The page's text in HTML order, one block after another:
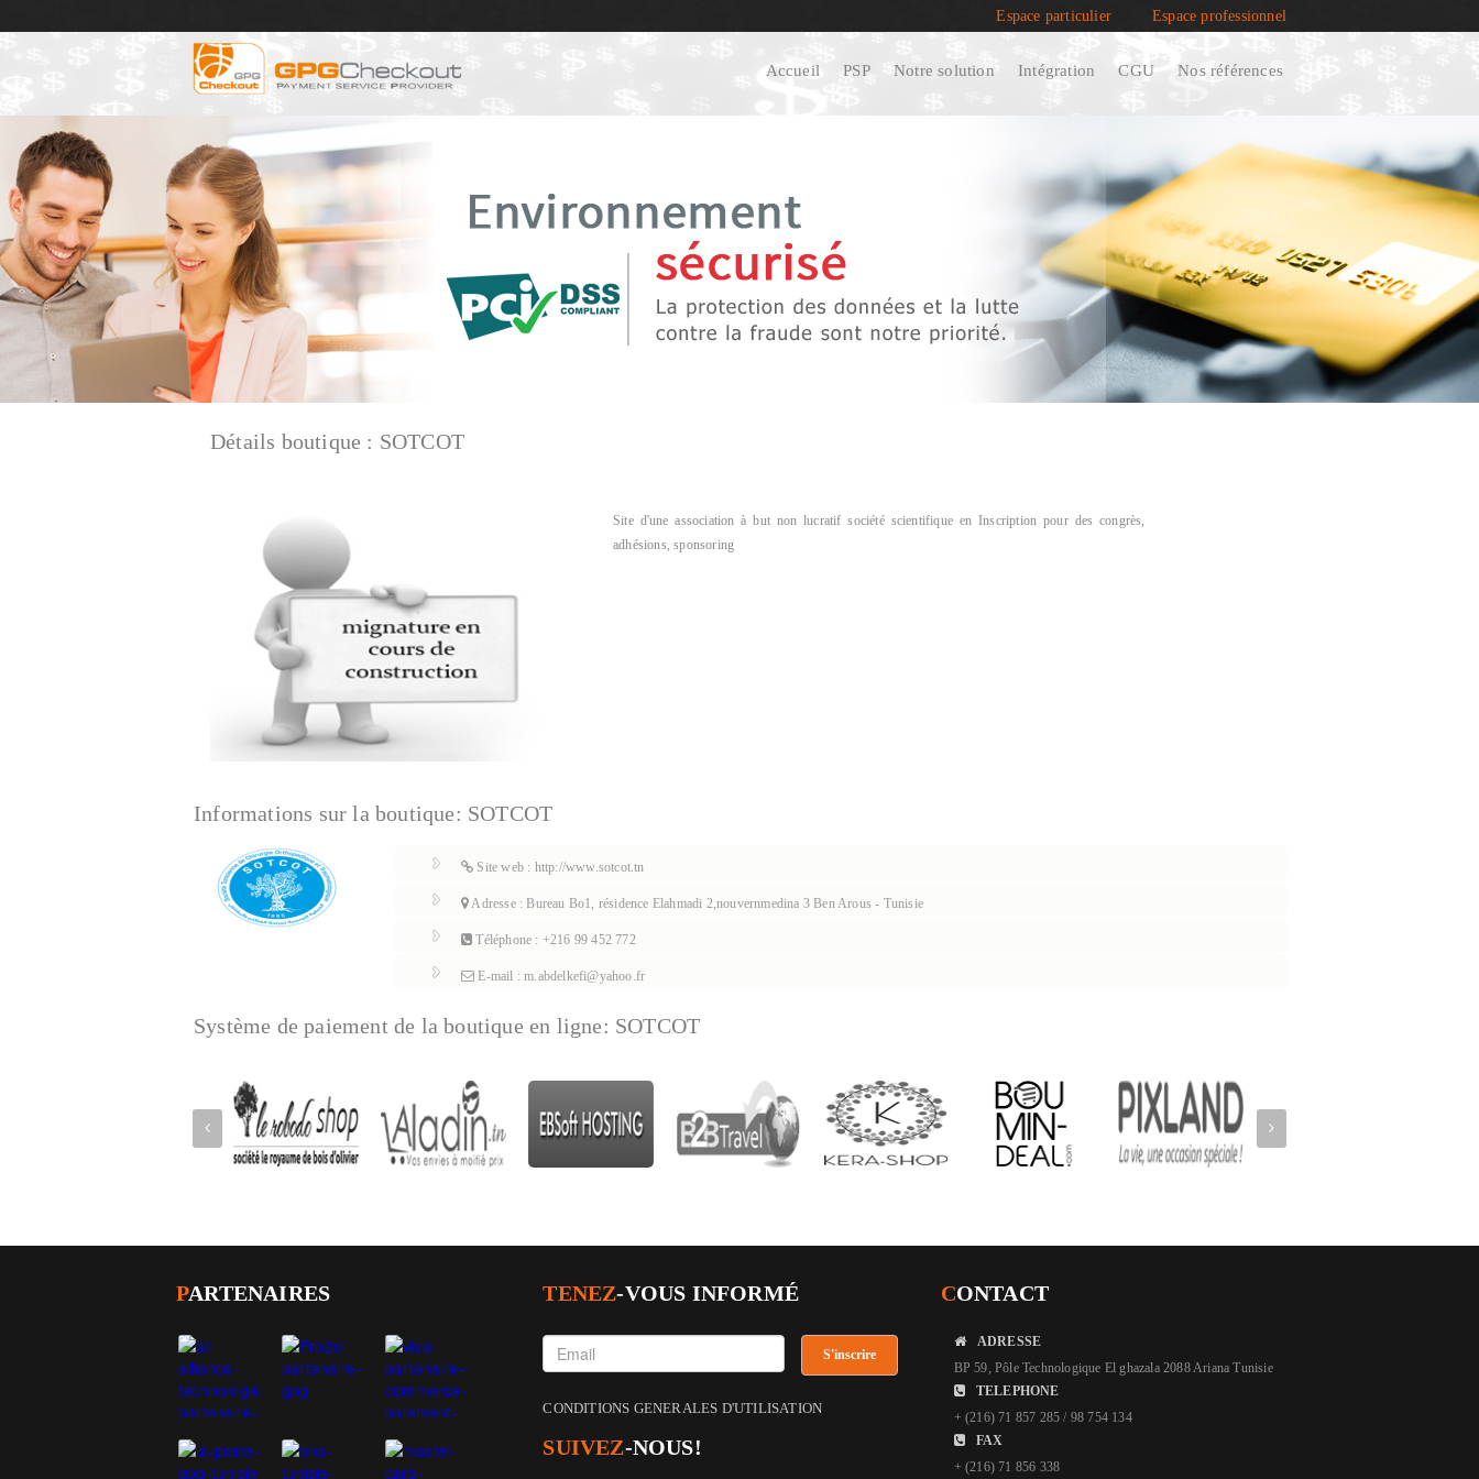
Espace particulier Espace professionnel
Accueil PSP Notre solution Intégration CGU Nos références
Détails boutique : SOTCOT
Site d'une association à but non lucratif société scientifique en Inscription pour des congrès,
adhésions, sponsoring
Informations sur la boutique: SOTCOT
Site web : http://www.sotcot.tn
Adresse : Bureau Bo1, résidence Elahmadi 2,nouvernmedina 3 Ben Arous - Tunisie
Téléphone : +216 99 452 772
E-mail : m.abdelkefi@yahoo.fr
Système de paiement de la boutique en ligne: SOTCOT
PARTENAIRES TENEZ-VOUS INFORMÉ
CONDITIONS GENERALES D'UTILISATION
SUIVEZ-NOUS!
CONTACT
ADRESSE
BP 59, Pôle Technologique El ghazala 2088 Ariana Tunisie
TELEPHONE
+ (216) 71 857 285 / 98 754 134
FAX
+ (216) 71 856 338